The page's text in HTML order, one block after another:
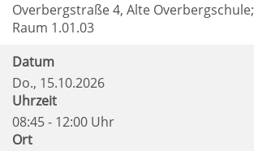
Overbergstraße 4, Alte Overbergschule;
Raum 1.01.03
Datum
Do., 15.10.2026
Uhrzeit
08:45 - 12:00 Uhr
Ort